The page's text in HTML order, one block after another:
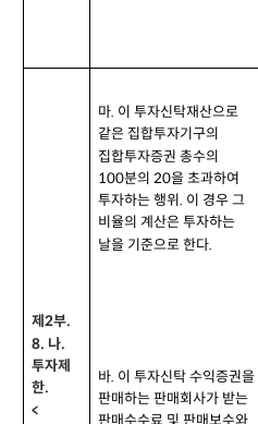
제2부.
8. 나.
투자제
한.
<
마. 이 투자신탁재산으로
같은 집합투자기구의
집합투자증권 총수의
100분의 20을 초과하여
투자하는 행위. 이 경우 그
비율의 계산은 투자하는
날을 기준으로 한다.
바. 이 투자신탁 수익증권을
판매하는 판매회사가 받는